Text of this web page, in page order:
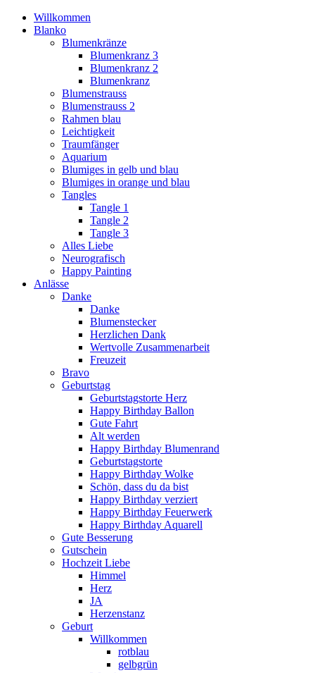
Willkommen
Blanko
Blumenkränze
Blumenkranz 3
Blumenkranz 2
Blumenkranz
Blumenstrauss
Blumenstrauss 2
Rahmen blau
Leichtigkeit
Traumfänger
Aquarium
Blumiges in gelb und blau
Blumiges in orange und blau
Tangles
Tangle 1
Tangle 2
Tangle 3
Alles Liebe
Neurografisch
Happy Painting
Anlässe
Danke
Danke
Blumenstecker
Herzlichen Dank
Wertvolle Zusammenarbeit
Freuzeit
Bravo
Geburtstag
Geburtstagstorte Herz
Happy Birthday Ballon
Gute Fahrt
Alt werden
Happy Birthday Blumenrand
Geburtstagstorte
Happy Birthday Wolke
Schön, dass du da bist
Happy Birthday verziert
Happy Birthday Feuerwerk
Happy Birthday Aquarell
Gute Besserung
Gutschein
Hochzeit Liebe
Himmel
Herz
JA
Herzenstanz
Geburt
Willkommen
rotblau
gelbgrün